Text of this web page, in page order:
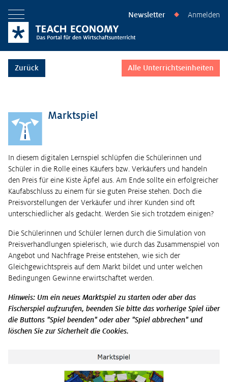
Menü öffnen Newsletter ◆ Anmelden
Zurück Alle Unterrichtseinheiten
Marktspiel
In diesem digitalen Lernspiel schlüpfen die Schülerinnen und
Schüler in die Rolle eines Käufers bzw. Verkäufers und handeln
den Preis für eine Kiste Äpfel aus. Am Ende sollte ein erfolgreicher
Kaufabschluss zu einem für sie guten Preise stehen. Doch die
Preisvorstellungen der Verkäufer und ihrer Kunden sind oft
unterschiedlicher als gedacht. Werden Sie sich trotzdem einigen?
Die Schülerinnen und Schüler lernen durch die Simulation von
Preisverhandlungen spielerisch, wie durch das Zusammenspiel von
Angebot und Nachfrage Preise entstehen, wie sich der
Gleichgewichtspreis auf dem Markt bildet und unter welchen
Bedingungen Gewinne erwirtschaftet werden.
Hinweis: Um ein neues Marktspiel zu starten oder aber das
Fischerspiel aufzurufen, beenden Sie bitte das vorherige Spiel über
die Buttons "Spiel beenden" oder aber "Spiel abbrechen" und
löschen Sie zur Sicherheit die Cookies.